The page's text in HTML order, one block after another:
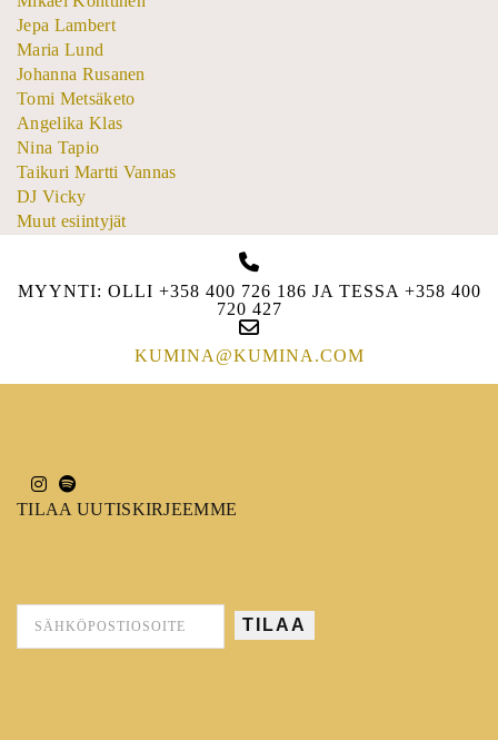
Jepa Lambert
Maria Lund
Johanna Rusanen
Tomi Metsäketo
Angelika Klas
Nina Tapio
Taikuri Martti Vannas
DJ Vicky
Muut esiintyjät
MYYNTI: OLLI +358 400 726 186 JA TESSA +358 400
720 427
KUMINA@KUMINA.COM
TILAA UUTISKIRJEEMME
TILAA